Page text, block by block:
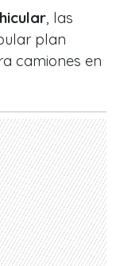
, las
plan
camiones en